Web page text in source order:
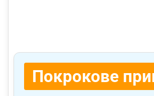
Покрокове